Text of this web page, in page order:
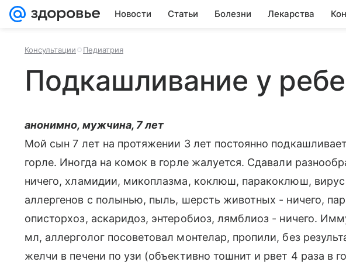
Новости Статьи Болезни Лекарства
Консультации Педиатрия
Подкашливание у
анонимно, мужчина, 7 лет
Мой сын 7 лет на протяжении 3 лет постоянно
горле. Иногда на комок в горле жалуется. Сдавали
ничего, хламидии, микоплазма, коклюш, паракоклюш, вирус
аллергенов с полынью, пыль, шерсть животных - ничего,
описторхоз, аскаридоз, энтеробиоз, лямблиоз - ничего.
мл, аллерголог посоветовал монтелар, пропили, без
желчи в печени по узи (объективно тошнит и рвет 4 раза в